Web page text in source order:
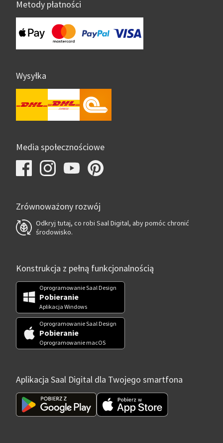
Metody płatności
Wysyłka
Media społecznościowe
Zrównoważony rozwój
Odkryj tutaj, co robi Saal Digital, aby pomóc chronić
środowisko.
Konstrukcja z pełną funkcjonalnością
Oprogramowanie Saal Design
Pobieranie
Aplikacja Windows
Oprogramowanie Saal Design
Pobieranie
Oprogramowanie macOS
Aplikacja Saal Digital dla Twojego smartfona